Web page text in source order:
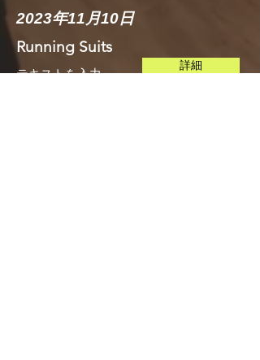
2023年11月10日
Running Suits
テキストを入力​​
詳細